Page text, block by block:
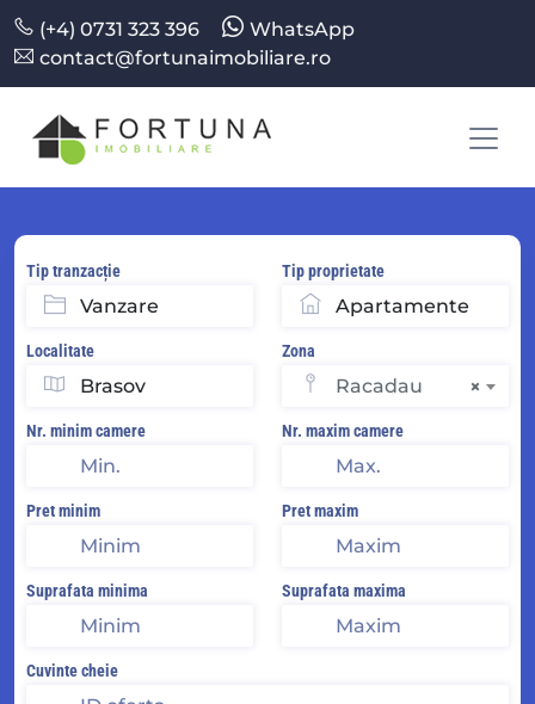
(+4) 0731 323 396
WhatsApp
contact@fortunaimobiliare.ro
Tip tranzacție Tip proprietate
Localitate Zona
×
Racadau
Nr. minim camere Nr. maxim camere
Pret minim Pret maxim
Suprafata minima Suprafata maxima
Cuvinte cheie